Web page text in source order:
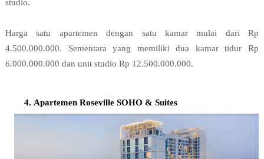
studio.
Harga satu apartemen dengan satu kamar mulai dari Rp
4.500.000.000. Sementara yang memiliki dua kamar tidur Rp
6.000.000.000 dan unit studio Rp 12.500.000.000.
Apartemen Roseville SOHO & Suites